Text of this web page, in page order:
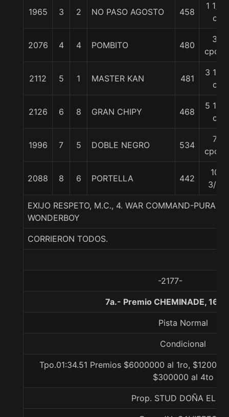
1965 3 2 NO PASO AGOSTO 458
1 1/4
c
2076 4 4 POMBITO 480
3
cpos.
2112 5 1 MASTER KAN 481
3 1/2
c
2126 6 8 GRAN CHIPY 468
5 1/2
c
1996 7 5 DOBLE NEGRO 534
7
cpos.
2088 8 6 PORTELLA 442
10
3/4
EXIJO RESPETO, M.C., 4. WAR COMMAND-PURA
WONDERBOY
CORRIERON TODOS.
-2177-
7a.- Premio CHEMINADE,
Pista Normal
Condicional
Tpo.01:34.51 Premios $6000000 al 1ro,
$300000 al 4to
Prop. STUD DOÑA